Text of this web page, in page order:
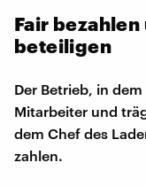
Fair bezahlen
beteiligen
Der Betrieb, in
Mitarbeiter und
dem Chef des
zahlen.